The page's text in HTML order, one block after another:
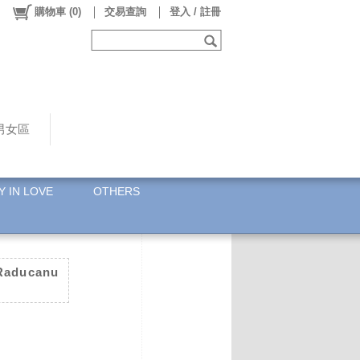
女區
購物車 (0) 交易查詢 登入 / 註冊
IN LOVE OTHERS